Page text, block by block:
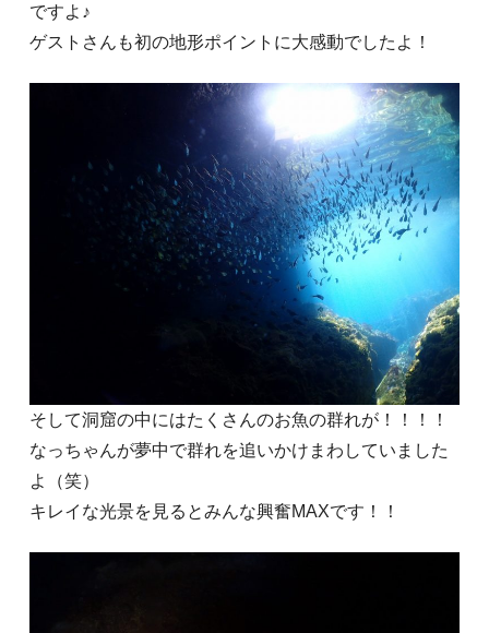
ですよ♪
ゲストさんも初の地形ポイントに大感動でしたよ！
そして洞窟の中にはたくさんのお魚の群れが！！！！
なっちゃんが夢中で群れを追いかけまわしていました
よ（笑）
キレイな光景を見るとみんな興奮MAXです！！